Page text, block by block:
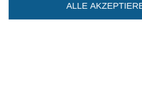
Finde mehr
ALLE